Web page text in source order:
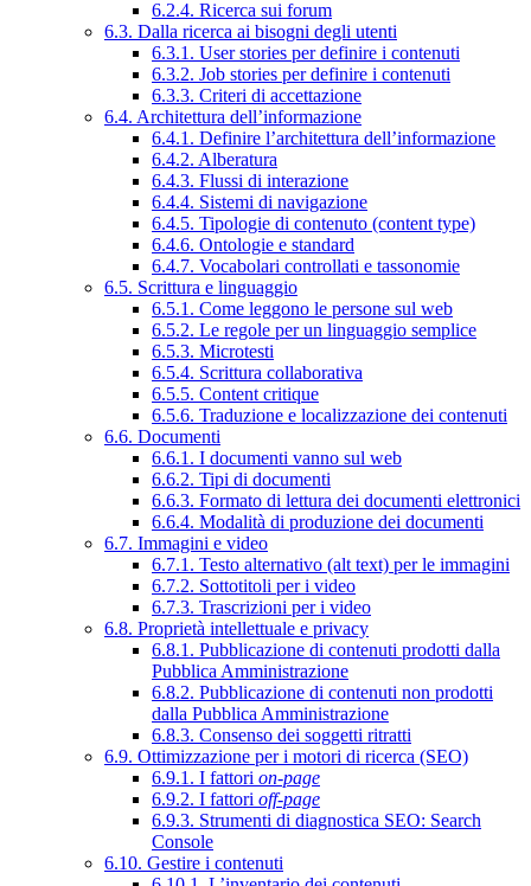
6.2.4. Ricerca sui forum
6.3. Dalla ricerca ai bisogni degli utenti
6.3.1. User stories per definire i contenuti
6.3.2. Job stories per definire i contenuti
6.3.3. Criteri di accettazione
6.4. Architettura dell’informazione
6.4.1. Definire l’architettura dell’informazione
6.4.2. Alberatura
6.4.3. Flussi di interazione
6.4.4. Sistemi di navigazione
6.4.5. Tipologie di contenuto (content type)
6.4.6. Ontologie e standard
6.4.7. Vocabolari controllati e tassonomie
6.5. Scrittura e linguaggio
6.5.1. Come leggono le persone sul web
6.5.2. Le regole per un linguaggio semplice
6.5.3. Microtesti
6.5.4. Scrittura collaborativa
6.5.5. Content critique
6.5.6. Traduzione e localizzazione dei contenuti
6.6. Documenti
6.6.1. I documenti vanno sul web
6.6.2. Tipi di documenti
6.6.3. Formato di lettura dei documenti elettronici
6.6.4. Modalità di produzione dei documenti
6.7. Immagini e video
6.7.1. Testo alternativo (alt text) per le immagini
6.7.2. Sottotitoli per i video
6.7.3. Trascrizioni per i video
6.8. Proprietà intellettuale e privacy
6.8.1. Pubblicazione di contenuti prodotti dalla
Pubblica Amministrazione
6.8.2. Pubblicazione di contenuti non prodotti
dalla Pubblica Amministrazione
6.8.3. Consenso dei soggetti ritratti
6.9. Ottimizzazione per i motori di ricerca (SEO)
6.9.1. I fattori on-page
6.9.2. I fattori off-page
6.9.3. Strumenti di diagnostica SEO: Search
Console
6.10. Gestire i contenuti